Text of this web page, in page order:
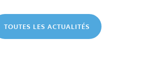
TOUTES LES ACTUALITÉS